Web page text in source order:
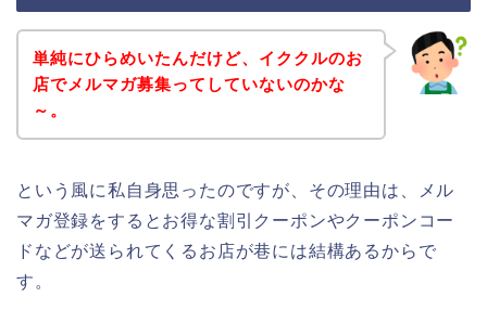
単純にひらめいたんだけど、イククルのお
店でメルマガ募集ってしていないのかな
～。
という風に私自身思ったのですが、その理由は、メル
マガ登録をするとお得な割引クーポンやクーポンコー
ドなどが送られてくるお店が巷には結構あるからで
す。